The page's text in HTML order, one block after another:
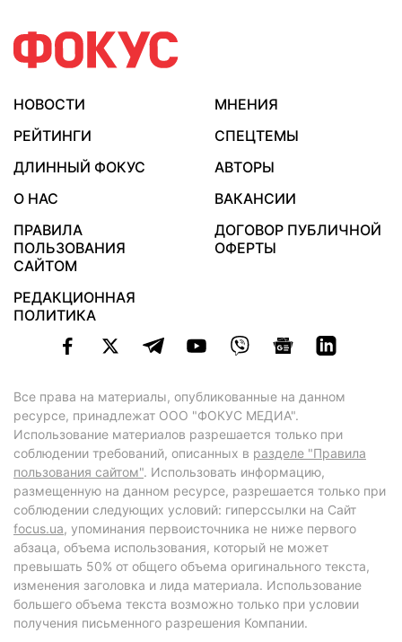
НОВОСТИ
МНЕНИЯ
РЕЙТИНГИ
СПЕЦТЕМЫ
ДЛИННЫЙ ФОКУС
АВТОРЫ
О НАС
ВАКАНСИИ
ПРАВИЛА
ПОЛЬЗОВАНИЯ
САЙТОМ
ДОГОВОР ПУБЛИЧНОЙ
ОФЕРТЫ
РЕДАКЦИОННАЯ
ПОЛИТИКА
Все права на материалы, опубликованные на данном
ресурсе, принадлежат ООО "ФОКУС МЕДИА".
Использование материалов разрешается только при
соблюдении требований, описанных в разделе "Правила
пользования сайтом". Использовать информацию,
размещенную на данном ресурсе, разрешается только при
соблюдении следующих условий: гиперссылки на Сайт
focus.ua, упоминания первоисточника не ниже первого
абзаца, объема использования, который не может
превышать 50% от общего объема оригинального текста,
изменения заголовка и лида материала. Использование
большего объема текста возможно только при условии
получения письменного разрешения Компании.